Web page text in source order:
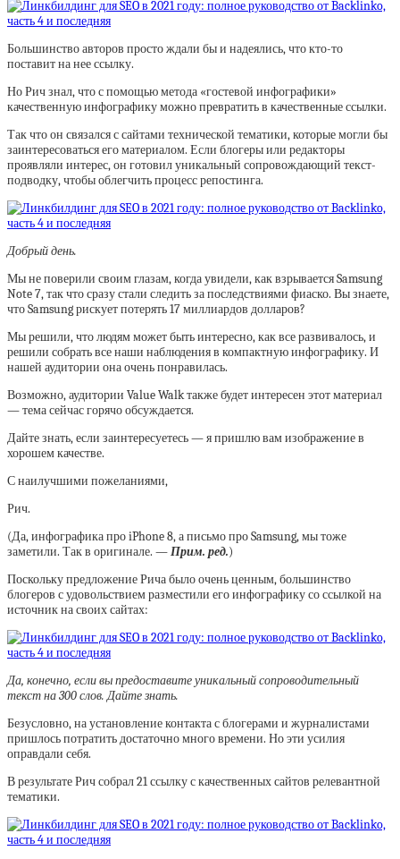
Большинство авторов просто ждали бы и надеялись, что кто-то
поставит на нее ссылку.
Но Рич знал, что с помощью метода «гостевой инфографики»
качественную инфографику можно превратить в качественные ссылки.
Так что он связался с сайтами технической тематики, которые могли бы
заинтересоваться его материалом. Если блогеры или редакторы
проявляли интерес, он готовил уникальный сопровождающий текст-
подводку, чтобы облегчить процесс репостинга.
Добрый день.
Мы не поверили своим глазам, когда увидели, как взрывается Samsung
Note 7, так что сразу стали следить за последствиями фиаско. Вы знаете,
что Samsung рискует потерять 17 миллиардов долларов?
Мы решили, что людям может быть интересно, как все развивалось, и
решили собрать все наши наблюдения в компактную инфографику. И
нашей аудитории она очень понравилась.
Возможно, аудитории Value Walk также будет интересен этот материал
— тема сейчас горячо обсуждается.
Дайте знать, если заинтересуетесь — я пришлю вам изображение в
хорошем качестве.
С наилучшими пожеланиями,
Рич.
(Да, инфографика про iPhone 8, а письмо про Samsung, мы тоже
заметили. Так в оригинале. —Прим. ред.)
Поскольку предложение Рича было очень ценным, большинство
блогеров с удовольствием разместили его инфографику со ссылкой на
источник на своих сайтах:
Да, конечно, если вы предоставите уникальный сопроводительный
текст на 300 слов. Дайте знать.
Безусловно, на установление контакта с блогерами и журналистами
пришлось потратить достаточно много времени. Но эти усилия
оправдали себя.
В результате Рич собрал 21 ссылку с качественных сайтов релевантной
тематики.